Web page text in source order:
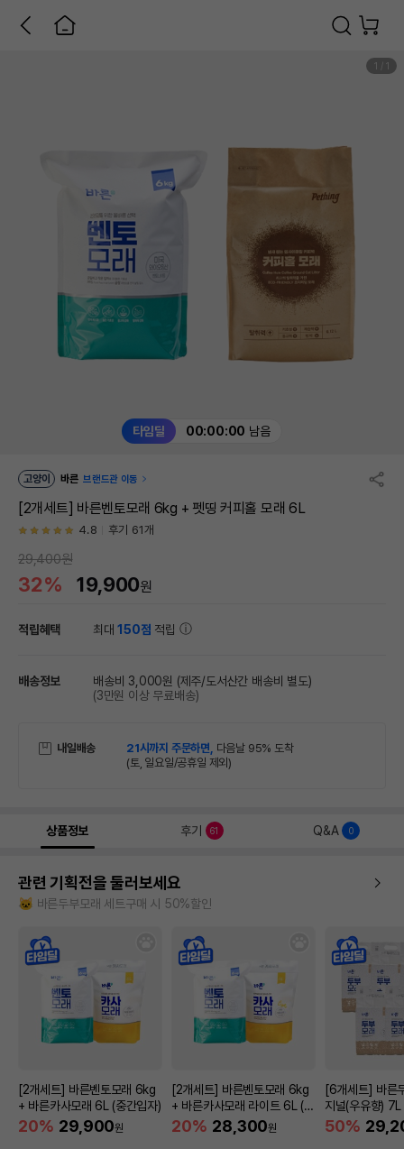
타임딜 00:00:00 남음
1 1
고양이 바른 브랜드관 이동
[2개세트] 바른벤토모래 6kg + 펫띵 커피홀 모래 6L
4.8 후기 61개
29,400원
32% 19,900원
적립혜택 최대150점 적립
배송정보 배송비 3,000원 (제주/도서산간 배송비 별도)
(3만원 이상 무료배송)
내일배송 21시까지 주문하면, 다음날 95% 도착
(토, 일요일/공휴일 제외)
상품정보 후기 61 Q&A 0
관련 기획전을 둘러보세요
🐱 바른두부모래 세트구매 시 50%할인
[2개세트] 바른벤토모래 6kg
+ 바른카사모래 6L (중간입자)
20% 29,900원
[2개세트] 바른벤토모래 6kg
+ 바른카사모래 라이트 6L (가
는입자)
20% 28,300원
[6개세트] 바른
지널(우유향) 7L
50%